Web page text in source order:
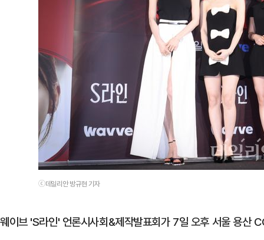
ⓒ데일리안 방규현 기자
웨이브 'S라인' 언론시사회&제작발표회가 7일 오후 서울 용산